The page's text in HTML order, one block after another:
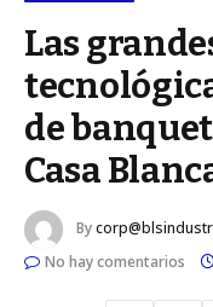
Las
de
Casa
By
No hay comentarios